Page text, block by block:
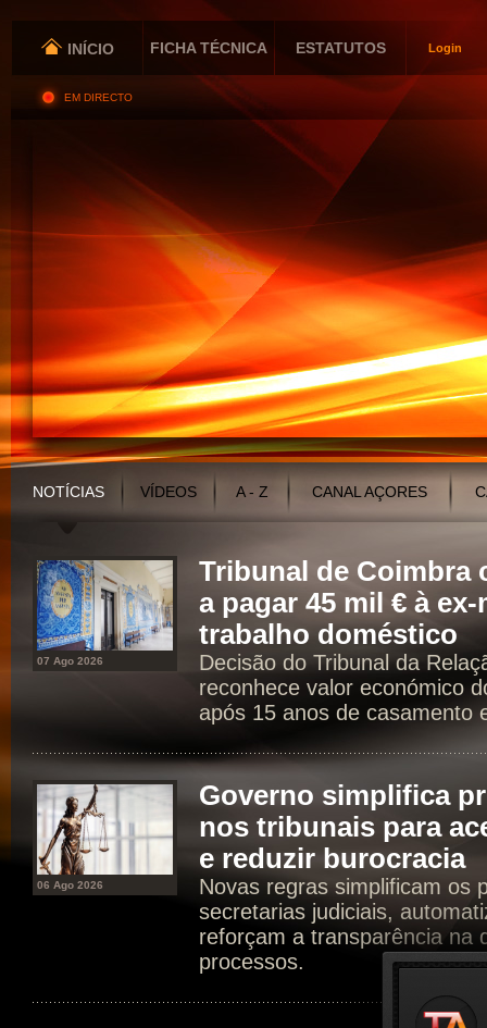
INÍCIO FICHA TÉCNICA ESTATUTOS Login
EM DIRECTO
NOTÍCIAS VÍDEOS A - Z CANAL AÇORES
07 Ago 2026
Tribunal de Coimbra
a pagar 45 mil € à
trabalho doméstico
Decisão do Tribunal da
reconhece valor económico
após 15 anos de casamento
06 Ago 2026
Governo simplifica
nos tribunais para
e reduzir burocracia
Novas regras simplificam os
secretarias judiciais,
reforçam a transparência na
processos.